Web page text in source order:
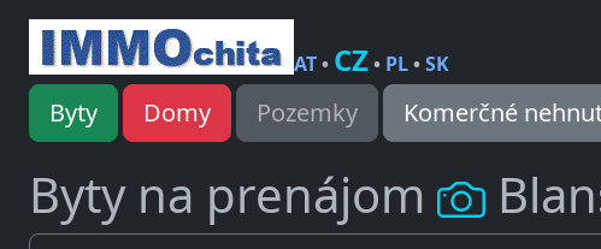
AT• CZ• PL•SK
Byty Domy Pozemky Komerčné
Byty na prenájom